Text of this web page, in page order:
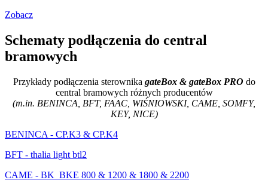
Zobacz
Schematy podłączenia do central
bramowych
Przykłady podłączenia sterownika gateBox & gateBox PRO do
central bramowych różnych producentów
(m.in. BENINCA, BFT, FAAC, WIŚNIOWSKI, CAME, SOMFY,
KEY, NICE)
BENINCA - CP.K3 & CP.K4
BFT - thalia light btl2
CAME - BK_BKE 800 & 1200 & 1800 & 2200